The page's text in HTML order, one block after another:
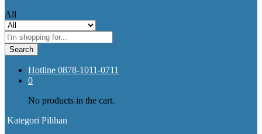
All
Search
Hotline 0878-1011-0711
0
No products in the cart.
Kategori Pilihan